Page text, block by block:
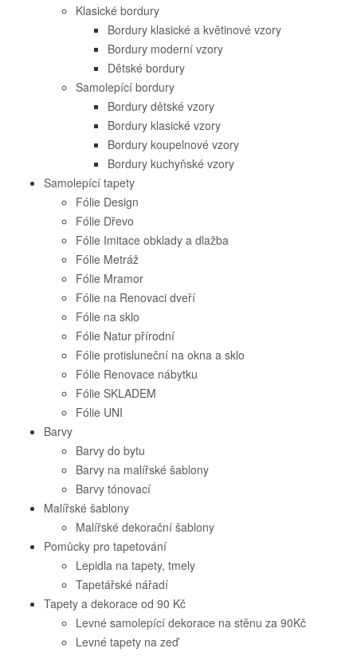
Klasické bordury
Bordury klasické a květinové vzory
Bordury moderní vzory
Dětské bordury
Samolepící bordury
Bordury dětské vzory
Bordury klasické vzory
Bordury koupelnové vzory
Bordury kuchyňské vzory
Samolepící tapety
Fólie Design
Fólie Dřevo
Fólie Imitace obklady a dlažba
Fólie Metráž
Fólie Mramor
Fólie na Renovaci dveří
Fólie na sklo
Fólie Natur přírodní
Fólie protisluneční na okna a sklo
Fólie Renovace nábytku
Fólie SKLADEM
Fólie UNI
Barvy
Barvy do bytu
Barvy na malířské šablony
Barvy tónovací
Malířské šablony
Malířské dekorační šablony
Pomůcky pro tapetování
Lepidla na tapety, tmely
Tapetářské nářadí
Tapety a dekorace od 90 Kč
Levné samolepící dekorace na stěnu za 90Kč
Levné tapety na zeď